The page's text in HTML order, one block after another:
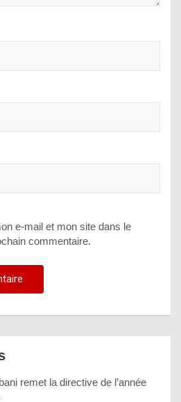
e-mail et mon site dans le
commentaire.
remet la directive de l’année